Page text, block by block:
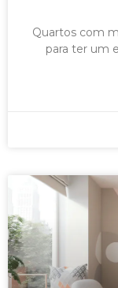
Quartos com
para ter um